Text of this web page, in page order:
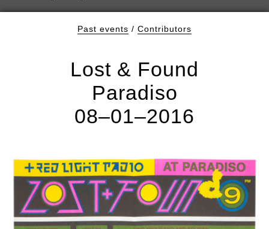
Past events / Contributors
Lost & Found
Paradiso
08–01–2016